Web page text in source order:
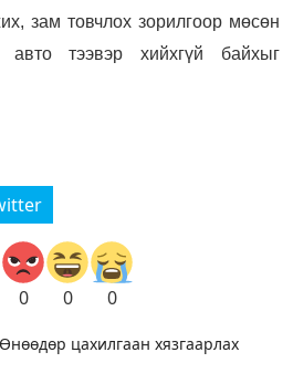
зам товчлох зорилгоор мөсөн
тээвэр хийхгүй байхыг
0 0 0
цахилгаан хязгаарлах